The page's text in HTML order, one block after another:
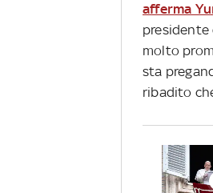
afferma
presidente
molto
sta
ribadito